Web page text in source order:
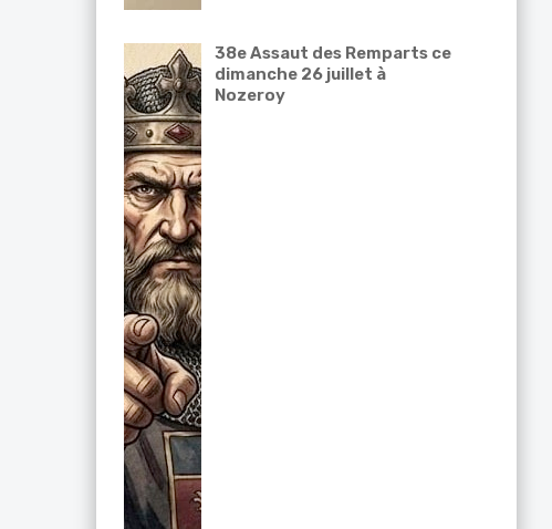
38e Assaut des Remparts ce
dimanche 26 juillet à
Nozeroy